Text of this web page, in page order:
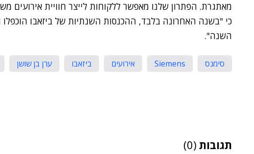
מאתגרת. הפתרון שלנו מאפשר ללקוחות לייצר חוויית אירועים
כי "בשנה האחרונה בלבד, ההכנסות השנתיות של ביזאבו הוכפלו
השנה".
סימנס Siemens אירועים ביזאבו ערן בן שושן
תגובות (0)